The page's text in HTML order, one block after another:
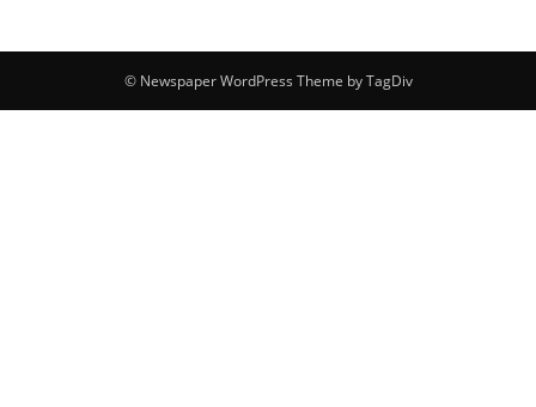
© Newspaper WordPress Theme by TagDiv